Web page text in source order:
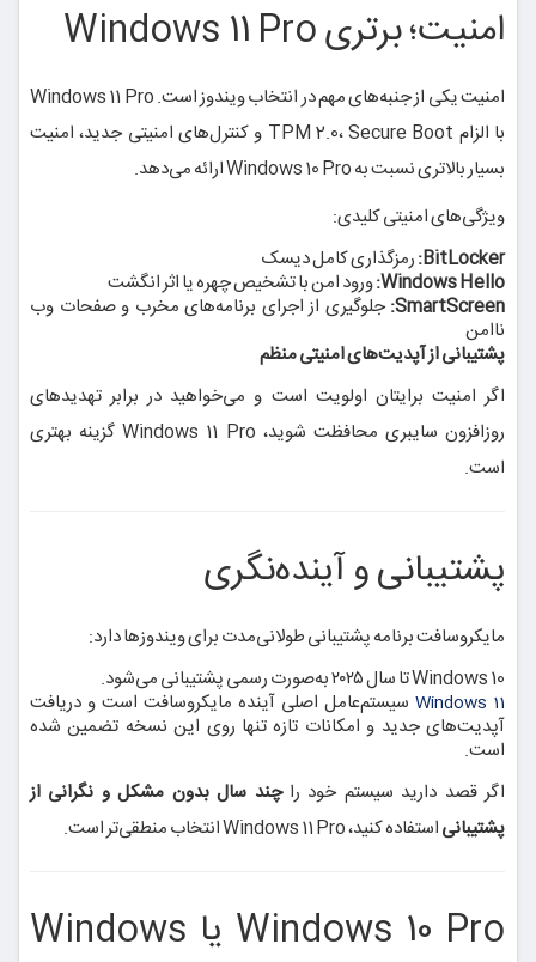
امنیت؛ برتری Windows 11 Pro
امنیت یکی از جنبه‌های مهم در انتخاب ویندوز است. Windows 11 Pro
با الزام TPM 2.0، Secure Boot و کنترل‌های امنیتی جدید، امنیت
بسیار بالاتری نسبت به Windows 10 Pro ارائه می‌دهد.
ویژگی‌های امنیتی کلیدی:
BitLocker: رمزگذاری کامل دیسک
Windows Hello: ورود امن با تشخیص چهره یا اثر انگشت
SmartScreen: جلوگیری از اجرای برنامه‌های مخرب و صفحات وب
ناامن
پشتیبانی از آپدیت‌های امنیتی منظم
اگر امنیت برایتان اولویت است و می‌خواهید در برابر تهدیدهای
روزافزون سایبری محافظت شوید، Windows 11 Pro گزینه بهتری
است.
پشتیبانی و آینده‌نگری
مایکروسافت برنامه پشتیبانی طولانی‌مدت برای ویندوزها دارد:
Windows 10 تا سال ۲۰۲۵ به‌صورت رسمی پشتیبانی می‌شود.
Windows 11 سیستم‌عامل اصلی آینده مایکروسافت است و دریافت
آپدیت‌های جدید و امکانات تازه تنها روی این نسخه تضمین شده
است.
اگر قصد دارید سیستم خود راچند سال بدون مشکل و نگرانی از
پشتیبانیاستفاده کنید، Windows 11 Pro انتخاب منطقی‌تر است.
Windows 10 Pro یا Windows